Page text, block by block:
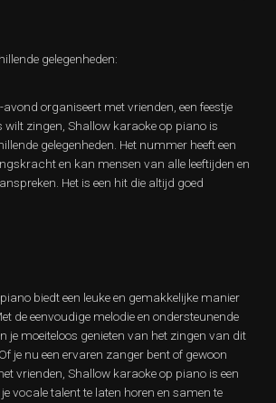
gelegenheden:
avond organiseert met vrienden, een feestje
wilt zingen, Shallow karaoke op piano is
gelegenheden. Het nummer heeft een
en kan mensen van alle leeftijden en
Het is een hit die altijd goed
biedt een leuke en gemakkelijke manier
de eenvoudige melodie en ondersteunende
je moeiteloos genieten van het zingen van dit
je nu een ervaren zanger bent of gewoon
vrienden, Shallow karaoke op piano is een
vocale talent te laten horen en samen te